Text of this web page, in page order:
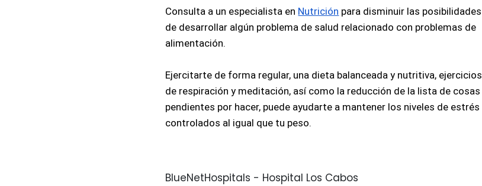
Consulta a un especialista en Nutrición para disminuir las posibilidades
de desarrollar algún problema de salud relacionado con problemas de
alimentación.
Ejercitarte de forma regular, una dieta balanceada y nutritiva, ejercicios
de respiración y meditación, así como la reducción de la lista de cosas
pendientes por hacer, puede ayudarte a mantener los niveles de estrés
controlados al igual que tu peso.
BlueNetHospitals - Hospital Los Cabos